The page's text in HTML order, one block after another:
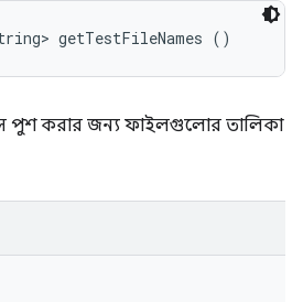
getTestFileNames ()
পুশ করার জন্য ফাইলগুলোর তালিকা